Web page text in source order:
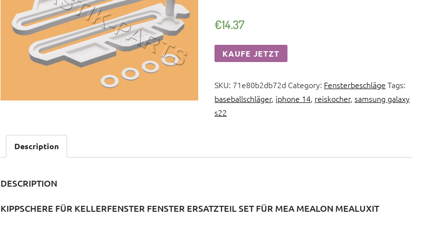
€14.37
KAUFE JETZT
SKU: 71e80b2db72d Category: Fensterbeschläge Tags:
baseballschläger, iphone 14, reiskocher,samsung galaxy
s22
Description
DESCRIPTION
KIPPSCHERE FÜR KELLERFENSTER FENSTER ERSATZTEIL SET FÜR MEA MEALON MEALUXIT